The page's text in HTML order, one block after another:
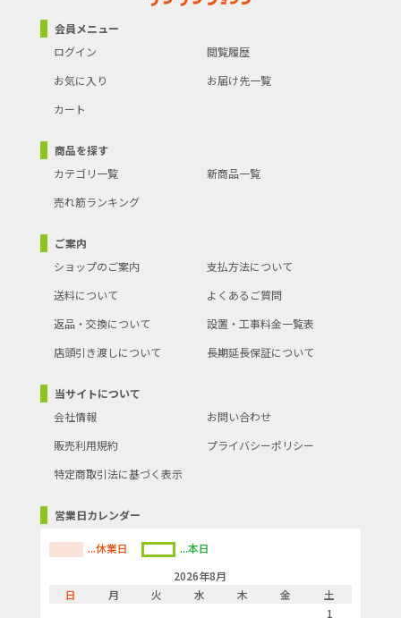
会員メニュー
ログイン
閲覧履歴
お気に入り
お届け先一覧
カート
商品を探す
カテゴリ一覧
新商品一覧
売れ筋ランキング
ご案内
ショップのご案内
支払方法について
送料について
よくあるご質問
返品・交換について
設置・工事料金一覧表
店頭引き渡しについて
長期延長保証について
当サイトについて
会社情報
お問い合わせ
販売利用規約
プライバシーポリシー
特定商取引法に基づく表示
営業日カレンダー
...休業日
...本日
2026年8月
日
月 火 水 木 金
土
1